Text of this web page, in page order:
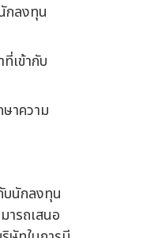
กลงทุน
เข้ากับ
าความ
บนักลงทุน
ารถเสนอ